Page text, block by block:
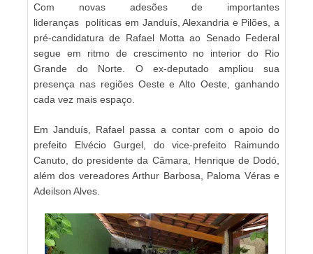
Com novas adesões de importantes
lideranças políticas em Janduís, Alexandria e Pilões, a
pré-candidatura de Rafael Motta ao Senado Federal
segue em ritmo de crescimento no interior do Rio
Grande do Norte. O ex-deputado ampliou sua
presença nas regiões Oeste e Alto Oeste, ganhando
cada vez mais espaço.
Em Janduís, Rafael passa a contar com o apoio do
prefeito Elvécio Gurgel, do vice-prefeito Raimundo
Canuto, do presidente da Câmara, Henrique de Dodó,
além dos vereadores Arthur Barbosa, Paloma Véras e
Adeilson Alves.